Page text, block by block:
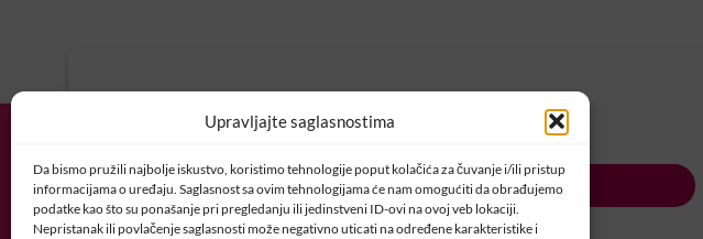
Upravljajte saglasnostima
Da bismo pružili najbolje iskustvo, koristimo tehnologije poput kolačića za čuvanje i/ili pristup
informacijama o uređaju. Saglasnost sa ovim tehnologijama će nam omogućiti da obrađujemo
podatke kao što su ponašanje pri pregledanju ili jedinstveni ID-ovi na ovoj veb lokaciji.
Nepristanak ili povlačenje saglasnosti može negativno uticati na određene karakteristike i
Vaš CV i motivaciono pismo šaljite nam na email:
POSAO@CRYSTALNAILSBIH.COM